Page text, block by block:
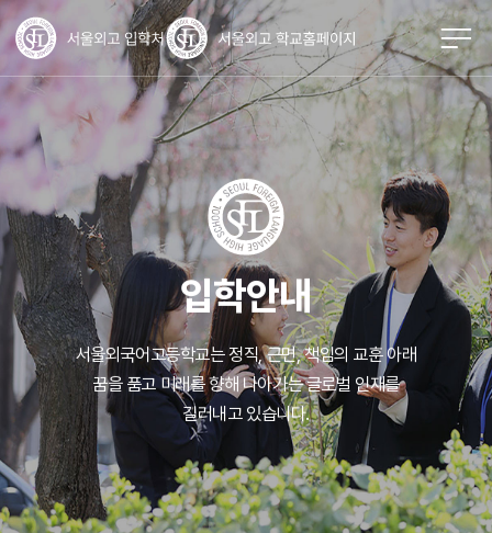
입학안내
서울외국어고등학교는 정직, 근면, 책임의 교훈 아래
꿈을 품고 미래를 향해 나아가는 글로벌 인재를
길러내고 있습니다.